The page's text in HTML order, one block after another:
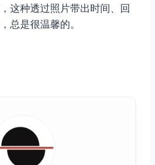
这种透过照片带出时间、回
总是很温馨的。